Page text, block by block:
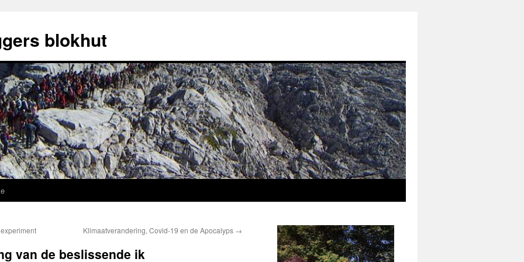
blokhut
Klimaatverandering, Covid-19 en de Apocalyps →
van de beslissende ik